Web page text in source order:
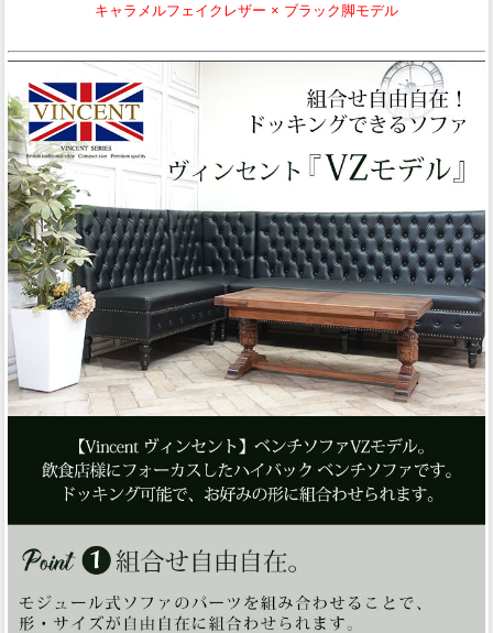
キャラメルフェイクレザー × ブラック脚モデル